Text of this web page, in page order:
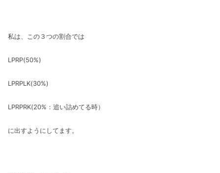
私は、この３つの割合では
LPRP(50%)
LPRPLK(30%)
LPRPRK(20%：追い詰めてる時）
に出すようにしてます。